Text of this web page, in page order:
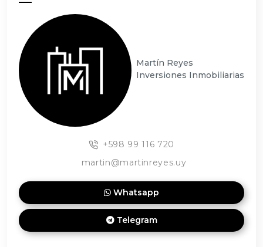
Martín Reyes
Inversiones Inmobiliarias
+598 99 116 720
martin@martinreyes.uy
Whatsapp
Telegram